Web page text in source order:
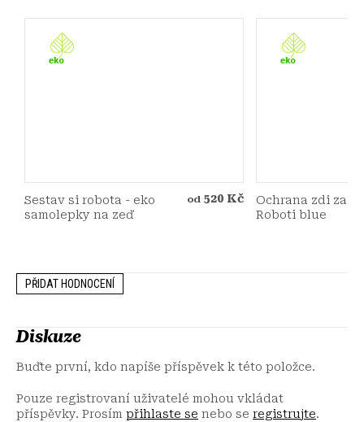
Sestav si robota - eko
samolepky na zeď
od 520 Kč
Ochrana zdi za
Roboti blue
PŘIDAT HODNOCENÍ
Diskuze
Buďte první, kdo napíše příspěvek k této položce.
Pouze registrovaní uživatelé mohou vkládat
příspěvky. Prosím přihlaste se nebo se registrujte.